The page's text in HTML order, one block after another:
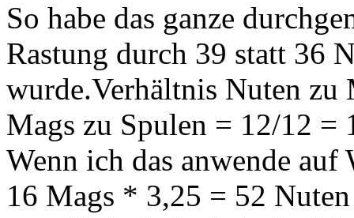
So habe das ganze
Rastung durch 39 statt 36
wurde.Verhältnis Nuten zu
Mags zu Spulen = 12/12 =
Wenn ich das anwende auf
16 Mags * 3,25 = 52